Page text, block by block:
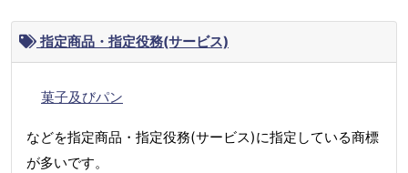
指定商品・指定役務(サービス)
菓子及びパン
などを指定商品・指定役務(サービス)に指定している商標
が多いです。